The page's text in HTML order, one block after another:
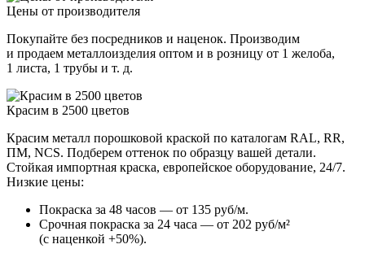
Цены от производителя
Покупайте без посредников и наценок. Производим
и продаем металлоизделия оптом и в розницу от 1 желоба,
1 листа, 1 трубы и т. д.
Красим в 2500 цветов
Красим металл порошковой краской по каталогам RAL, RR,
ПМ, NCS. Подберем оттенок по образцу вашей детали.
Стойкая импортная краска, европейское оборудование, 24/7.
Низкие цены:
Покраска за 48 часов — от 135 руб/м.
Срочная покраска за 24 часа — от 202 руб/м²
(с наценкой +50%).